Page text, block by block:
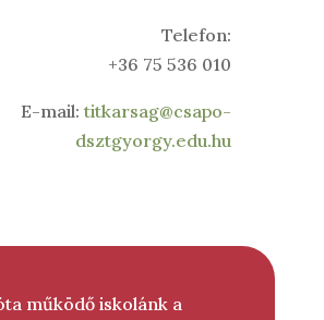
Telefon:
+36 75 536 010
E-mail:titkarsag@csapo-
dsztgyorgy.edu.hu
működő iskolánk a